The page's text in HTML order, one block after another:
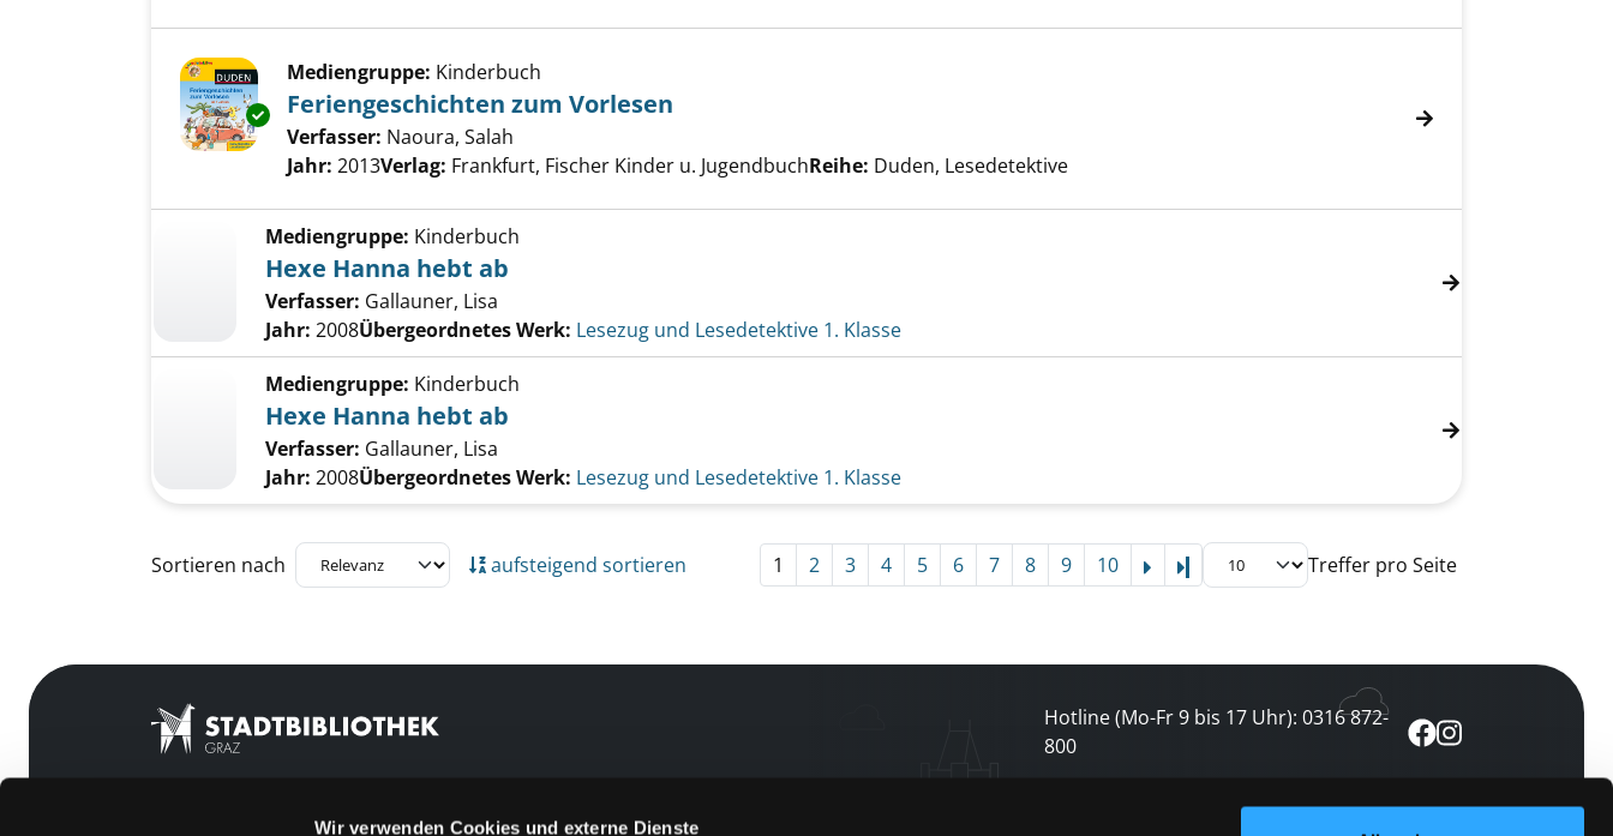
Wir verwenden Cookies und externe Dienste
Exemplar-Details von Feriengeschichten zum Vorlesen anzeigen
Mediengruppe: Kinderbuch
Feriengeschichten zum Vorlesen
Verfasser: Naoura, Salah
Jahr: 2013Verlag: Frankfurt, Fischer Kinder u. JugendbuchReihe: Duden, Lesedetektive
Mediengruppe: Kinderbuch
Hexe Hanna hebt ab
Verfasser: Gallauner, Lisa
Jahr: 2008Übergeordnetes Werk: Lesezug und Lesedetektive 1. Klasse
Mediengruppe: Kinderbuch
Hexe Hanna hebt ab
Verfasser: Gallauner, Lisa
Jahr: 2008Übergeordnetes Werk: Lesezug und Lesedetektive 1. Klasse
Zu den Suchfiltern springen
Sortieren nach aufsteigend sortieren 1 2 3 4 5 6 7 8 9 10 Letzte Seite Treffer pro Seite
Hotline (Mo-Fr 9 bis 17 Uhr): 0316 872-
800